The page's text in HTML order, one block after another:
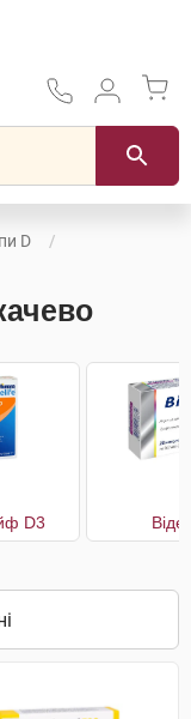
D
D3